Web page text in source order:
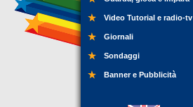
Video Tutorial e radio-tv
Giornali
Sondaggi
Banner e Pubblicità